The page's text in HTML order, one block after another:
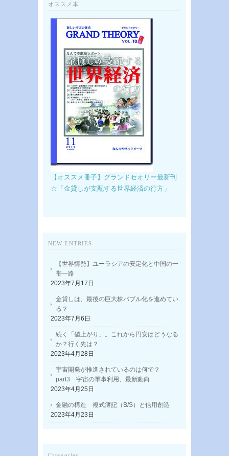
オススメ本
【オススメ冊子】グランドセオリー最新刊
☆「金貸しが支配する世界経済の行方」
NEW ENTRIES
【世界情勢】ユーラシアの安定化と中国の一
帯一路
2023年7月17日
金貸しは、最後の巨大株バブル化を進めてい
る？
2023年7月6日
続く「値上がり」。これから円安はどうなる
か？行く先は？
2023年4月28日
宇宙開発が推進されているのは何で？
part3 宇宙の軍事利用、最新動向
2023年4月25日
金融の構造 複式簿記（B/S）と信用創造
2023年4月23日
Categories